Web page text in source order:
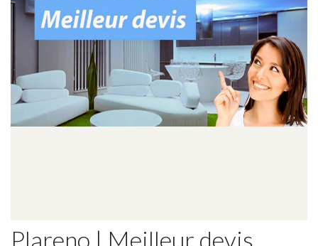
Plareno | Meilleur devis